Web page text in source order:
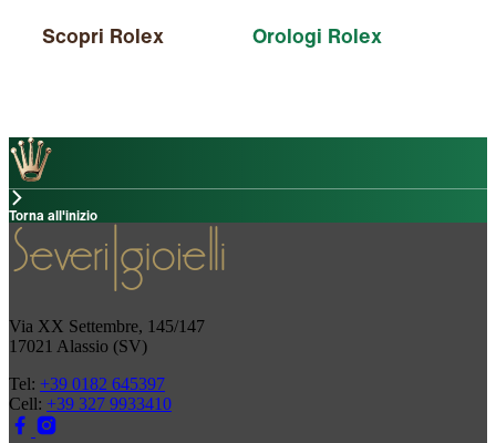
Scopri Rolex Orologi Rolex
Torna all'inizio
Via XX Settembre, 145/147
17021 Alassio (SV)
Tel: +39 0182 645397
Cell: +39 327 9933410